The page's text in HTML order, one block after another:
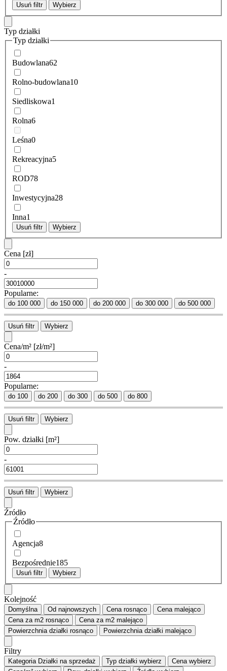
Usuń filtr Wybierz
Typ działki
Typ działki
Budowlana62
Rolno-budowlana10
Siedliskowa1
Rolna6
Leśna0
Rekreacyjna5
ROD78
Inwestycyjna28
Inna1
Usuń filtr Wybierz
Cena [zł]
-
Popularne:
do 100 000 do 150 000 do 200 000 do 300 000 do 500 000
Usuń filtr Wybierz
Cena/m² [zł/m²]
-
Popularne:
do 100 do 200 do 300 do 500 do 800
Usuń filtr Wybierz
Pow. działki [m²]
-
Usuń filtr Wybierz
Źródło
Źródło
Agencja8
Bezpośrednie185
Usuń filtr Wybierz
Kolejność
Domyślna Od najnowszych Cenarosnąco Cenamalejąco
Cena za m2 rosnąco Cena za m2 malejąco
Powierzchnia działki rosnąco Powierzchnia działki malejąco
Filtry
Kategoria Działki na sprzedaż Typ działki wybierz Cena wybierz